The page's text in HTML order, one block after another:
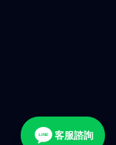
LINE 客服諮詢